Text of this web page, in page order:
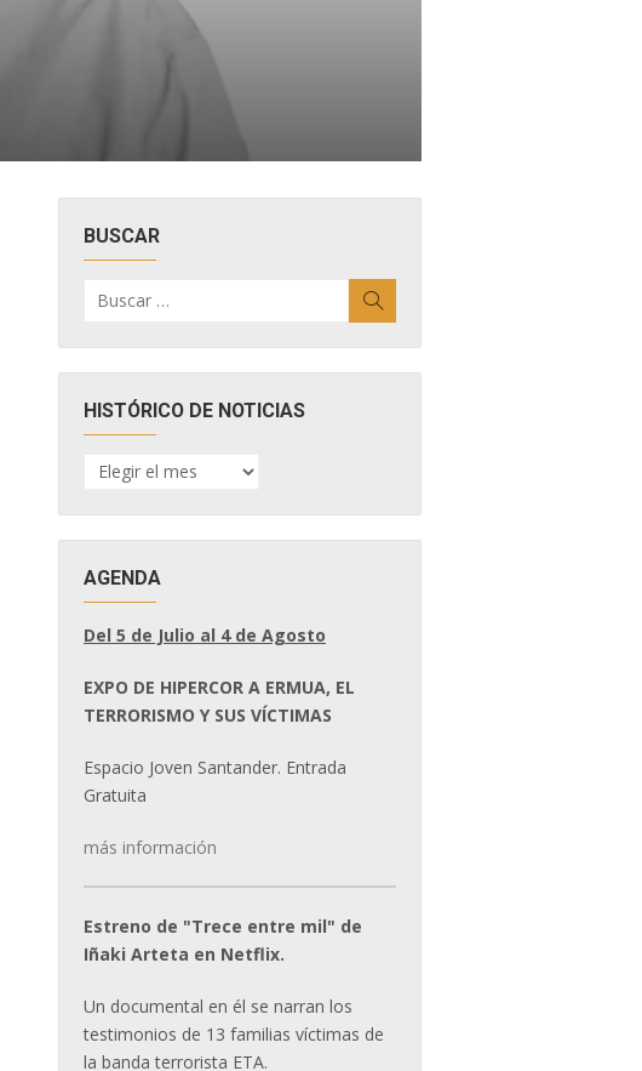
BUSCAR
por:
HISTÓRICO DE NOTICIAS
HISTÓRICO
DE
AGENDA
Del 5 de Julio al 4 de Agosto
EXPO DE HIPERCOR A ERMUA, EL
TERRORISMO Y SUS VÍCTIMAS
Espacio Joven Santander. Entrada
Gratuita
más información
Estreno de "Trece entre mil" de
Iñaki Arteta en Netflix.
Un documental en él se narran los
testimonios de 13 familias víctimas de
la banda terrorista ETA.